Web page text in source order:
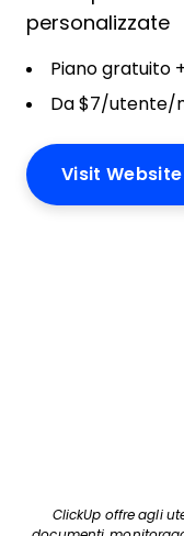
personalizzate
Piano gratuito
Da $7/utente/
Visit Website
ClickUp offre agli